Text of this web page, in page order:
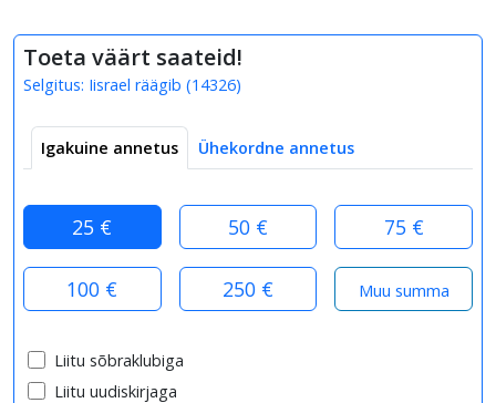
Toeta väärt saateid!
Selgitus: Iisrael räägib (14326)
Igakuine annetus Ühekordne annetus
25 € 50 € 75 €
100 € 250 €
Liitu sõbraklubiga
Liitu uudiskirjaga